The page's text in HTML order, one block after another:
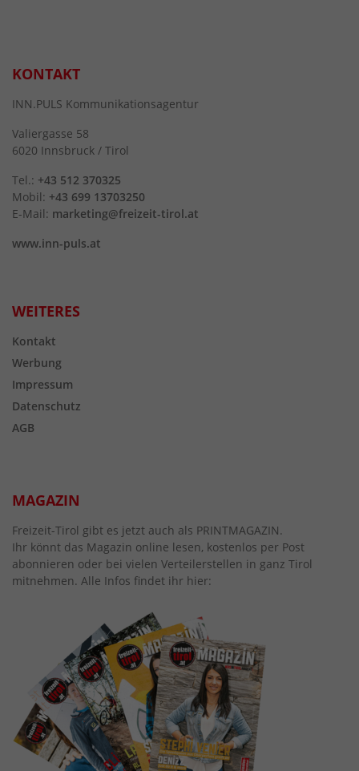
KONTAKT
INN.PULS Kommunikationsagentur
Valiergasse 58
6020 Innsbruck / Tirol
Tel.: +43 512 370325
Mobil: +43 699 13703250
E-Mail: marketing@freizeit-tirol.at
www.inn-puls.at
WEITERES
Kontakt
Werbung
Impressum
Datenschutz
AGB
MAGAZIN
Freizeit-Tirol gibt es jetzt auch als PRINTMAGAZIN.
Ihr könnt das Magazin online lesen, kostenlos per Post
abonnieren oder bei vielen Verteilerstellen in ganz Tirol
mitnehmen. Alle Infos findet ihr hier: